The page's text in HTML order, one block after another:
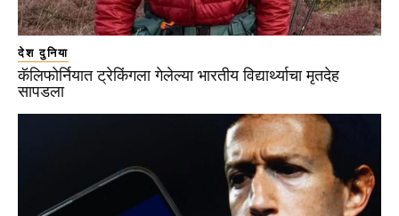
देश दुनिया
कॅलिफोर्नियात ट्रेकिंगला गेलेल्या भारतीय विद्यार्थ्याचा मृतदेह
सापडला